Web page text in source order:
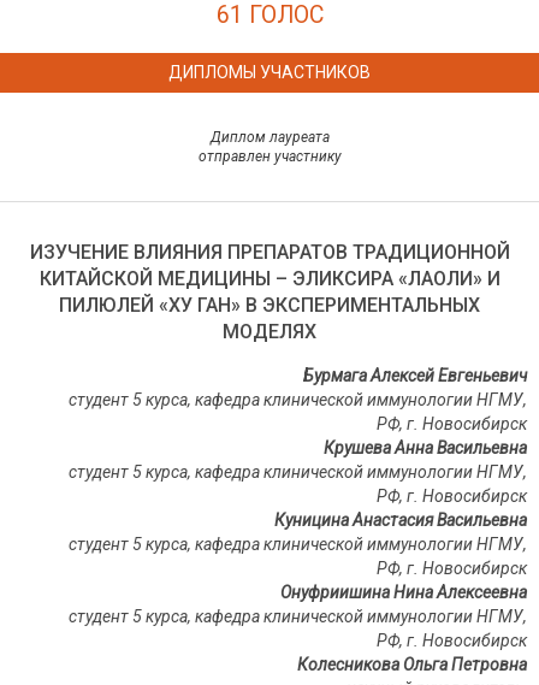
61 ГОЛОС
ДИПЛОМЫ УЧАСТНИКОВ
Диплом лауреата
отправлен участнику
ИЗУЧЕНИЕ ВЛИЯНИЯ ПРЕПАРАТОВ ТРАДИЦИОННОЙ
КИТАЙСКОЙ МЕДИЦИНЫ – ЭЛИКСИРА «ЛАОЛИ» И
ПИЛЮЛЕЙ «ХУ ГАН» В ЭКСПЕРИМЕНТАЛЬНЫХ
МОДЕЛЯХ
Бурмага Алексей Евгеньевич
cтудент 5 курса, кафедра клинической иммунологии НГМУ,
РФ, г. Новосибирск
Крушева Анна Васильевна
cтудент 5 курса, кафедра клинической иммунологии НГМУ,
РФ, г. Новосибирск
Куницина Анастасия Васильевна
cтудент 5 курса, кафедра клинической иммунологии НГМУ,
РФ, г. Новосибирск
Онуфриишина Нина Алексеевна
cтудент 5 курса, кафедра клинической иммунологии НГМУ,
РФ, г. Новосибирск
Колесникова Ольга Петровна